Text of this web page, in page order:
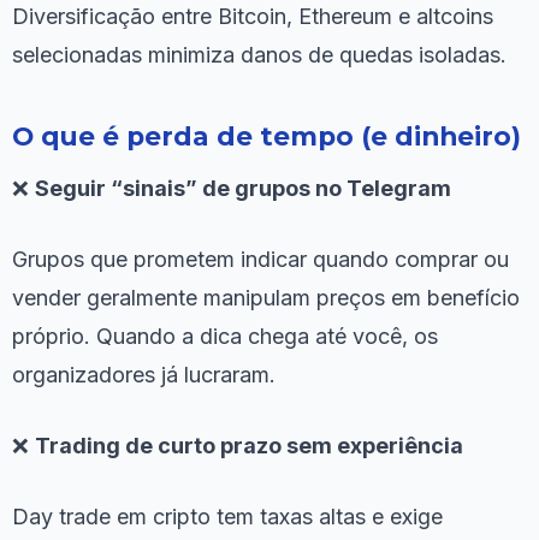
Diversificação entre Bitcoin, Ethereum e altcoins
selecionadas minimiza danos de quedas isoladas.
O que é perda de tempo (e dinheiro)
❌ Seguir “sinais” de grupos no Telegram
Grupos que prometem indicar quando comprar ou
vender geralmente manipulam preços em benefício
próprio. Quando a dica chega até você, os
organizadores já lucraram.
❌ Trading de curto prazo sem experiência
Day trade em cripto tem taxas altas e exige